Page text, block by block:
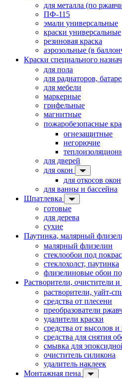
для металла (по
ПФ-115
эмали универсальные
краски универсальные
резиновая краска
аэрозольные (в
Краски специального
для пола
для радиаторов,
для мебели
маркерные
грифельные
магнитные
пожаробезопасные
огнезащитные
негорючие
для дверей
для окон
для откосов окон
для ванны и бассейна
Шпатлевка
готовые
для дерева
сухие
Паутинка, малярный
малярный флизелин
стеклообои под
стеклохолст, паутинка
флизелиновые обои
Растворители, очистители и
растворители, уайт-
средства от плесени
преобразователи
удалители краски
средства от высолов и
средства для снятия
смывка для
очиститель силикона
удалитель наклеек
Монтажная пена